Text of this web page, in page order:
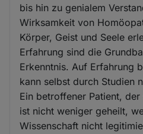
bis hin zu genialem
Wirksamkeit von
Körper, Geist und Seele
Erfahrung sind die
Erkenntnis. Auf Erfahrung
kann selbst durch Studien
Ein betroffener Patient,
ist nicht weniger geheilt,
Wissenschaft nicht